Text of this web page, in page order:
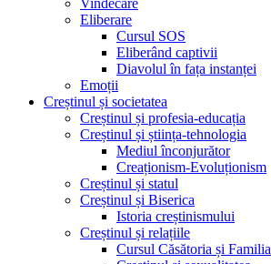
Vindecare
Eliberare
Cursul SOS
Eliberând captivii
Diavolul în fața instanței
Emoții
Creștinul și societatea
Creștinul și profesia-educația
Creștinul și știința-tehnologia
Mediul înconjurător
Creaționism-Evoluționism
Creștinul și statul
Creștinul și Biserica
Istoria creștinismului
Creștinul și relațiile
Cursul Căsătoria și Familia